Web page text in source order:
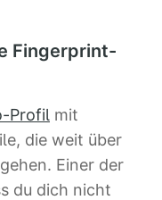
Fingerprint-
Profil mit
die weit über
Einer der
du dich nicht